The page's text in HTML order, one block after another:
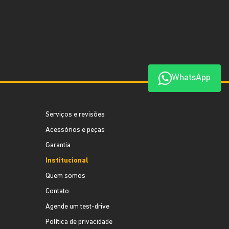
WhatsApp
Serviços e revisões
Acessórios e peças
Garantia
Institucional
Quem somos
Contato
Agende um test-drive
Política de privacidade